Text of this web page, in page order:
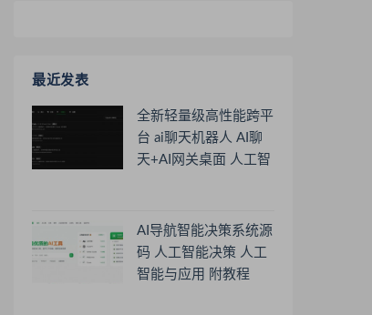
最近发表
全新轻量级高性能跨平
台 ai聊天机器人 AI聊
天+AI网关桌面 人工智
AI导航智能决策系统源
码 人工智能决策 人工
智能与应用 附教程